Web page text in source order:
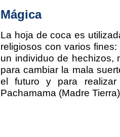
Mágica
La hoja de coca es
religiosos con varios
un individuo de hechizos,
para cambiar la mala
el futuro y para
Pachamama (Madre